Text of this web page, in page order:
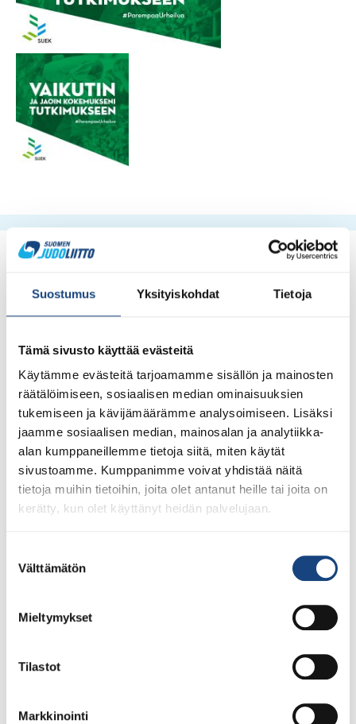
Suostumus Yksityiskohdat Tietoja
Tämä sivusto käyttää evästeitä
Käytämme evästeitä tarjoamamme sisällön ja mainosten
räätälöimiseen, sosiaalisen median ominaisuuksien
tukemiseen ja kävijämäärämme analysoimiseen. Lisäksi
jaamme sosiaalisen median, mainosalan ja analytiikka-
alan kumppaneillemme tietoja siitä, miten käytät
sivustoamme. Kumppanimme voivat yhdistää näitä
tietoja muihin tietoihin, joita olet antanut heille tai joita on
kerätty, kun olet käyttänyt heidän palvelujaan.
valinta
Välttämätön
Mieltymykset
Tilastot
Markkinointi
Uudet lisenssit ostettavissa
Voit 1.8.2026 lähtien ostaa Judoliiton lisenssin kaudelle
1.8.2026 – 31.7.2027 Suomisportissa. Uuden kauden